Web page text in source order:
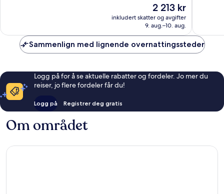
Prisen
er
2 213 kr
2 213 kr
inkludert skatter og avgifter
9. aug.–10. aug.
Sammenlign med lignende overnattingssteder
Logg på for å se aktuelle rabatter og fordeler. Jo mer du
reiser, jo flere fordeler får du!
Logg på Registrer deg gratis
Om området